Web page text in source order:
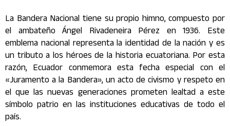
La Bandera Nacional tiene su propio himno, compuesto por
el ambateño Ángel Rivadeneira Pérez en 1936. Este
emblema nacional representa la identidad de la nación y es
un tributo a los héroes de la historia ecuatoriana. Por esta
razón, Ecuador conmemora esta fecha especial con el
«Juramento a la Bandera», un acto de civismo y respeto en
el que las nuevas generaciones prometen lealtad a este
símbolo patrio en las instituciones educativas de todo el
país.